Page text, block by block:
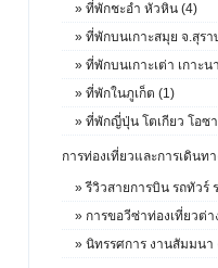
» ที่พักชะอำ หัวหิน (4)
» ที่พักบนเกาะสมุย จ.สุร
» ที่พักบนเกาะเต่า เกาะ
» ที่พักในภูเก็ต (1)
» ที่พักญี่ปุ่น โตเกียว โอซ
การท่องเที่ยวและการเดินท
»รีวิวสายการบิน รถทัวร์
» การขอวีซ่าท่องเที่ยวต่า
» นิทรรศการ งานสัมมนา